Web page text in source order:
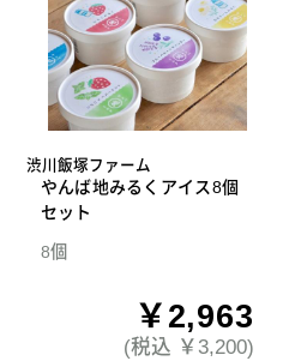
渋川飯塚ファーム
やんば地みるくアイス8個
セット
8個
￥2,963
(税込 ￥3,200)